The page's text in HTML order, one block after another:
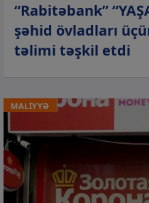
“Rabitəbank”
şəhid övladları
təlimi təşkil etdi
MALİYYƏ